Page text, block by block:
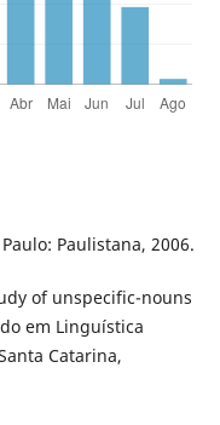
Paulistana, 2006.
of unspecific-nouns
em Linguística
Catarina,